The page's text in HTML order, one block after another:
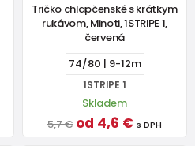
Tričko chlapčenské s krátkym
rukávom, Minoti, 1STRIPE 1,
červená
74/80 | 9-12m
1STRIPE 1
Skladem
5,7 € od 4,6 € s DPH